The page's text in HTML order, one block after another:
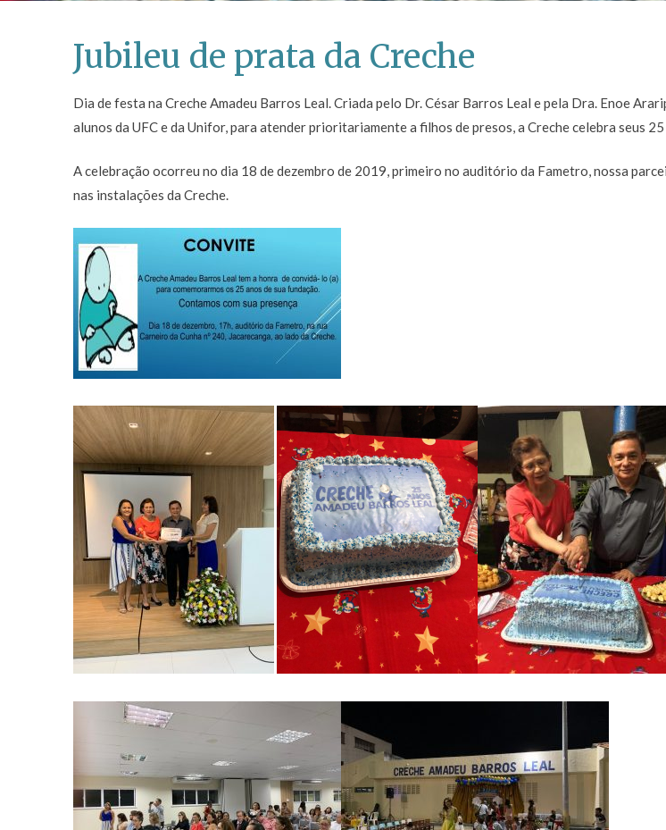
Jubileu de prata da Creche
Dia de festa na Creche Amadeu Barros Leal. Criada pelo Dr. César Barros Leal e pela Dra. Enoe
alunos da UFC e da Unifor, para atender prioritariamente a filhos de presos, a Creche celebra seus 25
A celebração ocorreu no dia 18 de dezembro de 2019, primeiro no auditório da Fametro, nossa
nas instalações da Creche.